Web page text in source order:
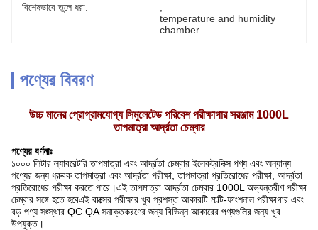
বিশেষভাবে তুলে ধরা:
temperature and humidity
chamber
পণ্যের বিবরণ
উচ্চ মানের প্রোগ্রামযোগ্য সিমুলেটেড পরিবেশ পরীক্ষাগার সরঞ্জাম 1000L
তাপমাত্রা আর্দ্রতা চেম্বার
পণ্যের বর্ণনাঃ
১০০০ লিটার ল্যাবরেটরি তাপমাত্রা এবং আর্দ্রতা চেম্বার ইলেকট্রনিক্স পণ্য এবং অন্যান্য
পণ্যের জন্য ধ্রুবক তাপমাত্রা এবং আর্দ্রতা পরীক্ষা, তাপমাত্রা প্রতিরোধের পরীক্ষা, আর্দ্রতা
প্রতিরোধের পরীক্ষা করতে পারে।এই তাপমাত্রা আর্দ্রতা চেম্বার 1000L অভ্যন্তরীণ পরীক্ষা
চেম্বার সঙ্গে হতে হবেএই বাক্সের পরীক্ষার খুব প্রশস্ত আকারটি মাল্টি-ফাংশনাল পরীক্ষাগার এবং
বড় পণ্য সংস্থার QC QA সনাক্তকরণের জন্য বিভিন্ন আকারের পণ্যগুলির জন্য খুব
উপযুক্ত।